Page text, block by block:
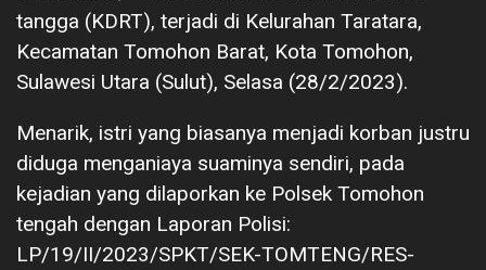
tangga (KDRT), terjadi di Kelurahan Taratara,
Kecamatan Tomohon Barat, Kota Tomohon,
Sulawesi Utara (Sulut), Selasa (28/2/2023).
Menarik, istri yang biasanya menjadi korban justru
diduga menganiaya suaminya sendiri, pada
kejadian yang dilaporkan ke Polsek Tomohon
tengah dengan Laporan Polisi:
LP/19/II/2023/SPKT/SEK-TOMTENG/RES-